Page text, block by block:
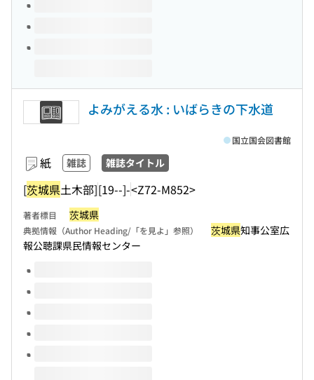
よみがえる水 : いばらきの下水道
紙 雑誌 雑誌タイトル
[茨城県土木部][19--]-<Z72-M852>
国立国会図書館
著者標目 茨城県
典拠情報（Author Heading/「を見よ」参照） 茨城県知事公室広
報公聴課県民情報センター
このタイトルの巻号